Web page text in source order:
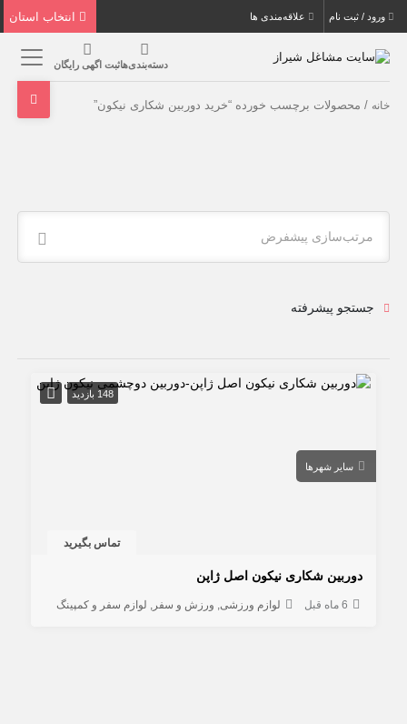
ورود / ثبت نام علاقه‌مندی ها
دسته‌بندی‌هاثبت اگهی رایگان
خانه / محصولات برچسب خورده “خرید دوربین شکاری نیکون”
مرتب‌سازی پیشفرض
جستجو پیشرفته
148 بازدید
سایر شهرها
تماس بگیرید
دوربین شکاری نیکون اصل ژاپن
6 ماه قبل لوازم ورزشی ورزش و سفر لوازم سفر و کمپینگ